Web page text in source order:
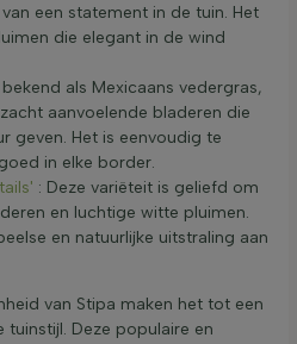
een statement in de tuin. Het
die elegant in de wind
als Mexicaans vedergras,
aanvoelende bladeren die
geven. Het is eenvoudig te
in elke border.
: Deze variëteit is geliefd om
en luchtige witte pluimen.
en natuurlijke uitstraling aan
van Stipa maken het tot een
tuinstijl. Deze populaire en